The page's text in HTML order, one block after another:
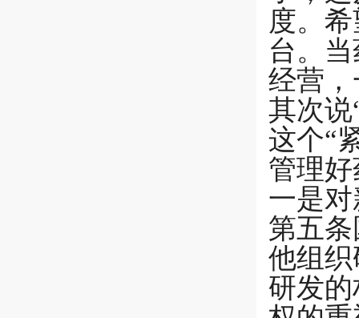
度。
台。
经营
其次说
这个“
管理
一是
第五
他组
研发